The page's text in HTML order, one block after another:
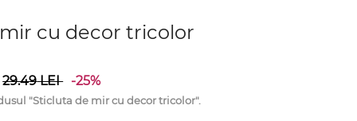
cu decor tricolor
29.49LEI -25%
"Sticluta de mir cu decor tricolor".